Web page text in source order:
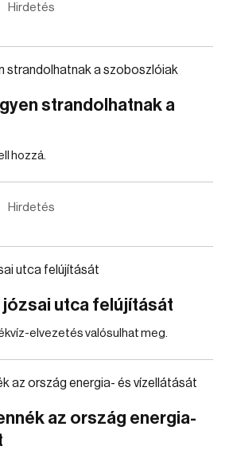
Hirdetés
strandolhatnak a
hozzá.
Hirdetés
józsai utca felújítását
elvezetés valósulhat meg.
az ország energia-